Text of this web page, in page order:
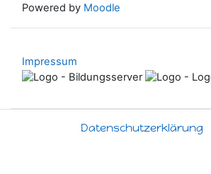
Powered by Moodle
Impressum
Datenschutzerklärung